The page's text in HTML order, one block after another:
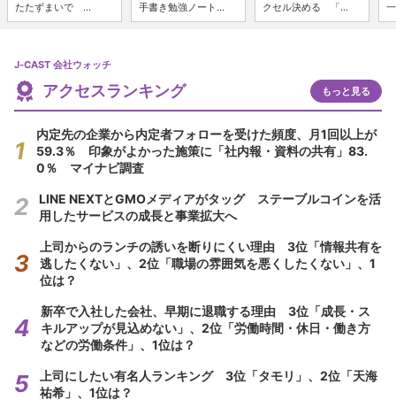
たたずまいで ...
手書き勉強ノート...
クセル決める 「...
J-CAST 会社ウォッチ
アクセスランキング もっと見る
内定先の企業から内定者フォローを受けた頻度、月1回以上が
59.3％ 印象がよかった施策に「社内報・資料の共有」83.
0％ マイナビ調査
LINE NEXTとGMOメディアがタッグ ステーブルコインを活
用したサービスの成長と事業拡大へ
上司からのランチの誘いを断りにくい理由 3位「情報共有を
逃したくない」、2位「職場の雰囲気を悪くしたくない」、1
位は？
新卒で入社した会社、早期に退職する理由 3位「成長・ス
キルアップが見込めない」、2位「労働時間・休日・働き方
などの労働条件」、1位は？
上司にしたい有名人ランキング 3位「タモリ」、2位「天海
祐希」、1位は？